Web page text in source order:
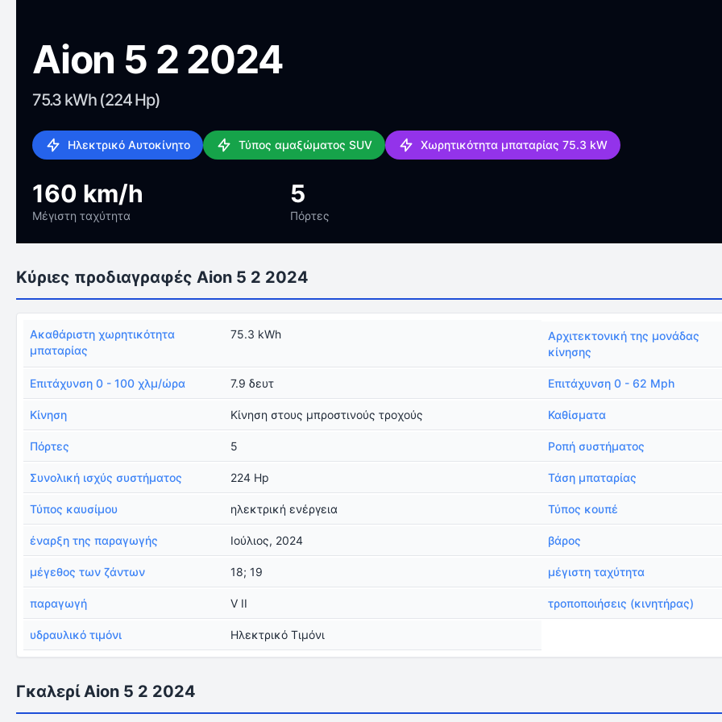
Aion 5 2 2024
75.3 kWh (224 Hp)
Ηλεκτρικό Αυτοκίνητο Τύπος αμαξώματος SUV Χωρητικότητα μπαταρίας 75.3 kW
160 km/h
Μέγιστη ταχύτητα
5
Πόρτες
Κύριες προδιαγραφές Aion 5 2 2024
Ακαθάριστη χωρητικότητα
μπαταρίας
75.3 kWh
Αρχιτεκτονική της μονάδας
κίνησης
Επιτάχυνση 0 - 100 χλμ/ώρα 7.9 δευτ Επιτάχυνση 0 - 62 Mph
Κίνηση Κίνηση στους μπροστινούς τροχούς Καθίσματα
Πόρτες 5 Ροπή συστήματος
Συνολική ισχύς συστήματος 224 Hp Τάση μπαταρίας
Τύπος καυσίμου ηλεκτρική ενέργεια Τύπος κουπέ
έναρξη της παραγωγής Ιούλιος, 2024 βάρος
μέγεθος των ζάντων 18; 19 μέγιστη ταχύτητα
παραγωγή V II τροποποιήσεις (κινητήρας)
υδραυλικό τιμόνι Ηλεκτρικό Τιμόνι
Γκαλερί Aion 5 2 2024